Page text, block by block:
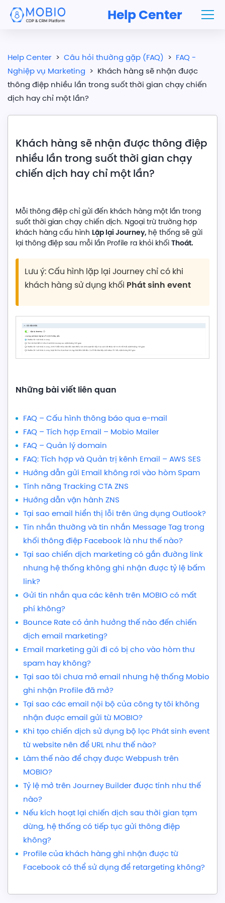
Help Center
Help Center > Câu hỏi thường gặp (FAQ) > FAQ -
Nghiệp vụ Marketing > Khách hàng sẽ nhận được
thông điệp nhiều lần trong suốt thời gian chạy chiến
dịch hay chỉ một lần?
Khách hàng sẽ nhận được thông điệp
nhiều lần trong suốt thời gian chạy
chiến dịch hay chỉ một lần?
Mỗi thông điệp chỉ gửi đến khách hàng một lần trong
suốt thời gian chạy chiến dịch. Ngoại trừ trường hợp
khách hàng cấu hình Lặp lại Journey, hệ thống sẽ gửi
lại thông điệp sau mỗi lần Profile ra khỏi khốiThoát.
Lưu ý: Cấu hình lặp lại Journey chỉ có khi
khách hàng sử dụng khối Phát sinh event
Những bài viết liên quan
FAQ – Cấu hình thông báo qua e-mail
FAQ – Tích hợp Email – Mobio Mailer
FAQ – Quản lý domain
FAQ: Tích hợp và Quản trị kênh Email – AWS SES
Hướng dẫn gửi Email không rơi vào hòm Spam
Tính năng Tracking CTA ZNS
Hướng dẫn vận hành ZNS
Tại sao email hiển thị lỗi trên ứng dụng Outlook?
Tin nhắn thường và tin nhắn Message Tag trong
khối thông điệp Facebook là như thế nào?
Tại sao chiến dịch marketing có gắn đường link
nhưng hệ thống không ghi nhận được tỷ lệ bấm
link?
Gửi tin nhắn qua các kênh trên MOBIO có mất
phí không?
Bounce Rate có ảnh hưởng thế nào đến chiến
dịch email marketing?
Email marketing gửi đi có bị cho vào hòm thư
spam hay không?
Tại sao tôi chưa mở email nhưng hệ thống Mobio
ghi nhận Profile đã mở?
Tại sao các email nội bộ của công ty tôi không
nhận được email gửi từ MOBIO?
Khi tạo chiến dịch sử dụng bộ lọc Phát sinh event
từ website nên để URL như thế nào?
Làm thế nào để chạy được Webpush trên
MOBIO?
Tỷ lệ mở trên Journey Builder được tính như thế
nào?
Nếu kích hoạt lại chiến dịch sau thời gian tạm
dừng, hệ thống có tiếp tục gửi thông điệp
không?
Profile của khách hàng ghi nhận được từ
Facebook có thể sử dụng để retargeting không?